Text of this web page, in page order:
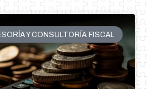
Y CONSULTORÍA FISCAL